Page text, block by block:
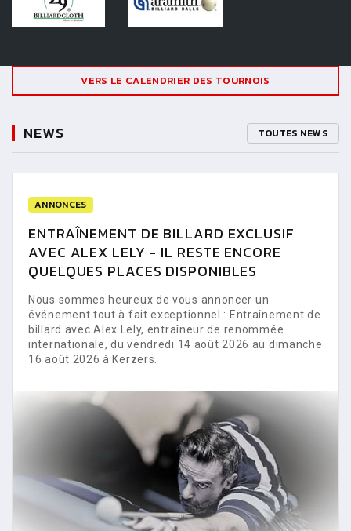
VERS LE CALENDRIER DES TOURNOIS
NEWS TOUTES NEWS
ANNONCES
ENTRAÎNEMENT DE BILLARD EXCLUSIF
AVEC ALEX LELY - IL RESTE ENCORE
QUELQUES PLACES DISPONIBLES
Nous sommes heureux de vous annoncer un
événement tout à fait exceptionnel : Entraînement de
billard avec Alex Lely, entraîneur de renommée
internationale, du vendredi 14 août 2026 au dimanche
16 août 2026 à Kerzers.